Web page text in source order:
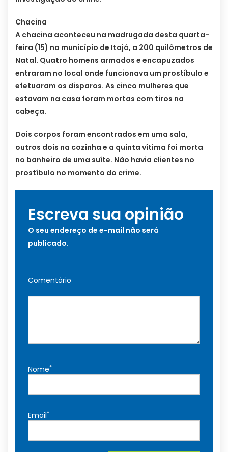
Chacina
A chacina aconteceu na madrugada desta quarta-
feira (15) no município de Itajá, a 200 quilômetros de
Natal. Quatro homens armados e encapuzados
entraram no local onde funcionava um prostíbulo e
efetuaram os disparos. As cinco mulheres que
estavam na casa foram mortas com tiros na
cabeça.
Dois corpos foram encontrados em uma sala,
outros dois na cozinha e a quinta vítima foi morta
no banheiro de uma suíte. Não havia clientes no
prostíbulo no momento do crime.
Escreva sua opinião
O seu endereço de e-mail não será
publicado.
Comentário
Nome*
Email*